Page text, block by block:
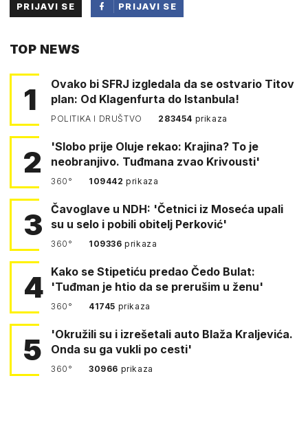
PRIJAVI SE
PRIJAVI SE
TOP NEWS
1
Ovako bi SFRJ izgledala da se ostvario Titov
plan: Od Klagenfurta do Istanbula!
POLITIKA I DRUŠTVO 283454 prikaza
2
'Slobo prije Oluje rekao: Krajina? To je
neobranjivo. Tuđmana zvao Krivousti'
360° 109442prikaza
3
Čavoglave u NDH: 'Četnici iz Moseća upali
su u selo i pobili obitelj Perković'
360° 109336prikaza
4 Kako se Stipetiću predao Čedo Bulat:
'Tuđman je htio da se prerušim u ženu'
360° 41745 prikaza
5
'Okružili su i izrešetali auto Blaža Kraljevića.
Onda su ga vukli po cesti'
360° 30966 prikaza